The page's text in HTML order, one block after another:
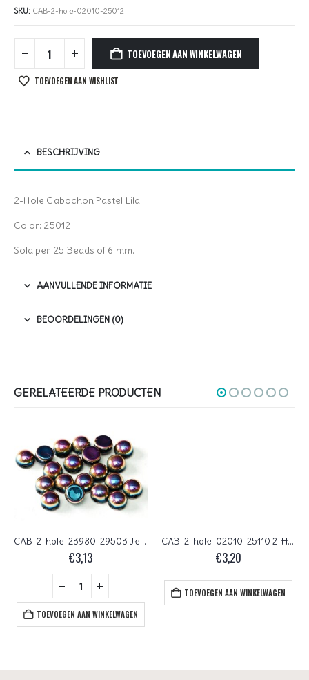
SKU: CAB-2-hole-02010-25012
TOEVOEGEN AAN WINKELWAGEN
TOEVOEGEN AAN WISHLIST
BESCHRIJVING
2-Hole Cabochon Pastel Lila
Color: 25012
Sold per 25 Beads of 6 mm.
AANVULLENDE INFORMATIE
BEOORDELINGEN (0)
GERELATEERDE PRODUCTEN
CAB-2-hole-23980-29503 Jet Full Sliperit 2-Hole Cabochon, 6 mm 25 Pc.
€3,13
TOEVOEGEN AAN WINKELWAGEN
CAB-2-hole-02010-25110 2-Hole Cabochon Pastel Light Cream 25 Pc.
€3,20
TOEVOEGEN AAN WINKELWAGEN